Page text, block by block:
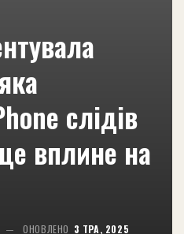
слідів
вплине на
ОНОВЛЕНО 3 ТРА, 2025